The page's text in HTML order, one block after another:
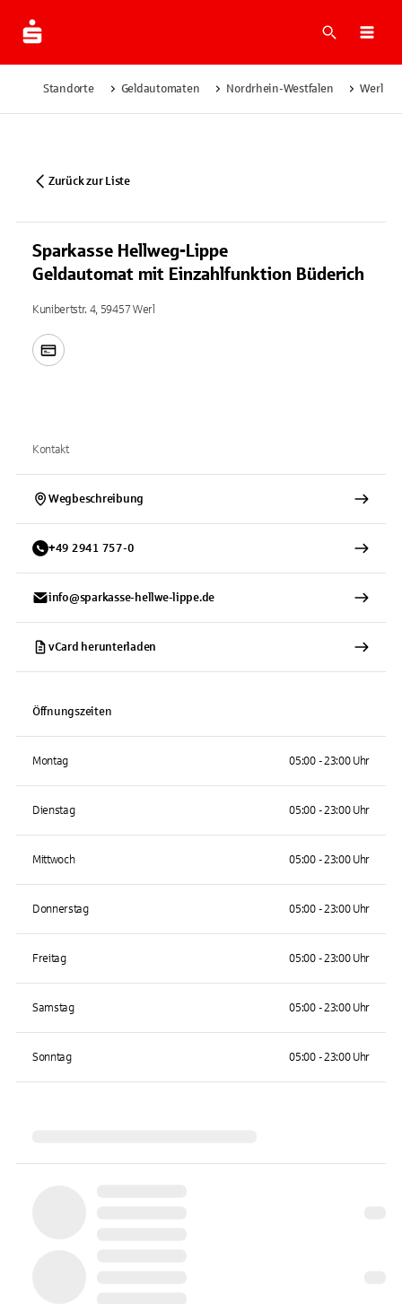
Suche
Standorte Geldautomaten Nordrhein-Westfalen Werl
Zurück zur Liste
Sparkasse Hellweg-Lippe
Geldautomat mit Einzahlfunktion Büderich
Kunibertstr. 4, 59457 Werl
Kontakt
Wegbeschreibung
+49 2941 757-0
info@sparkasse-hellwe-lippe.de
vCard herunterladen
Öffnungszeiten
Montag 05:00 - 23:00 Uhr
Dienstag 05:00 - 23:00 Uhr
Mittwoch 05:00 - 23:00 Uhr
Donnerstag 05:00 - 23:00 Uhr
Freitag 05:00 - 23:00 Uhr
Samstag 05:00 - 23:00 Uhr
Sonntag 05:00 - 23:00 Uhr